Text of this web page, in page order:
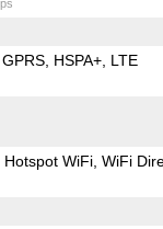
GPRS HSPA+ LTE
Hotspot WiFi WiFi